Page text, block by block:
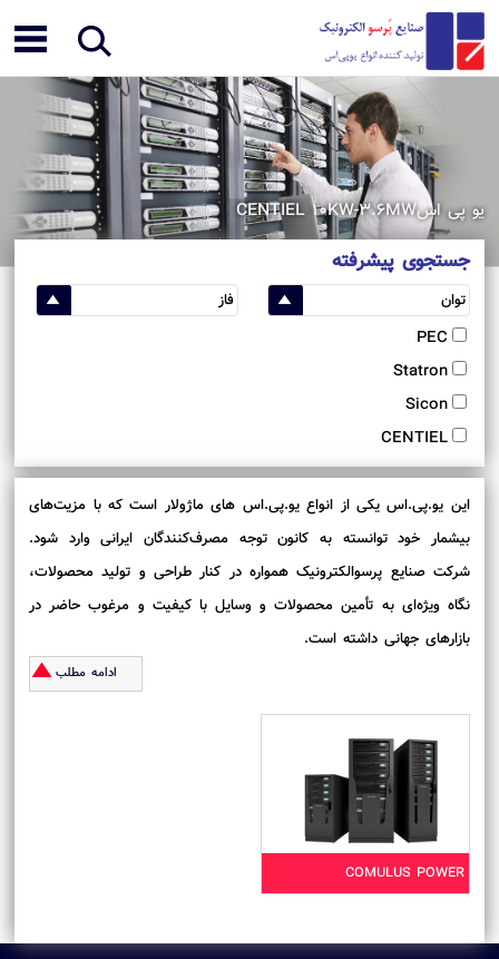
یو پی اسCENTIEL 10KW-3.6MW
جستجوی پیشرفته
PEC
Statron
Sicon
CENTIEL
این یو.پی.اس یکی از انواع یو.پی.اس ‌های ماژولار است که با مزیت‌های
بیشمار خود توانسته به کانون توجه مصرف‌کنندگان ایرانی وارد شود.
شرکت صنایع پرسوالکترونیک همواره در کنار طراحی و تولید محصولات،
نگاه ویژه‌ای به تأمین محصولات و وسایل با کیفیت و مرغوب حاضر در
بازارهای جهانی داشته است.
ادامه مطلب
COMULUS POWER